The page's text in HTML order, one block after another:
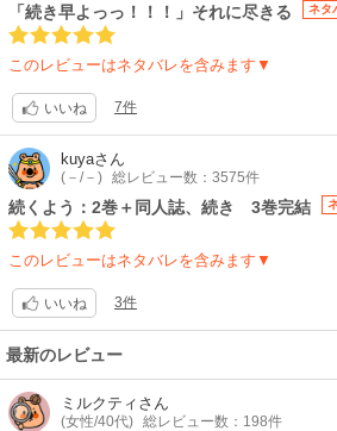
「続き早よっっ！！！」それに尽きる ネタ
このレビューはネタバレを含みます▼
いいね 7件
kuyaさん
(－/－) 総レビュー数：3575件
続くよう：2巻＋同人誌、続き 3巻完結
このレビューはネタバレを含みます▼
いいね 3件
最新のレビュー
ミルクティ さん
(女性/40代) 総レビュー数：198件